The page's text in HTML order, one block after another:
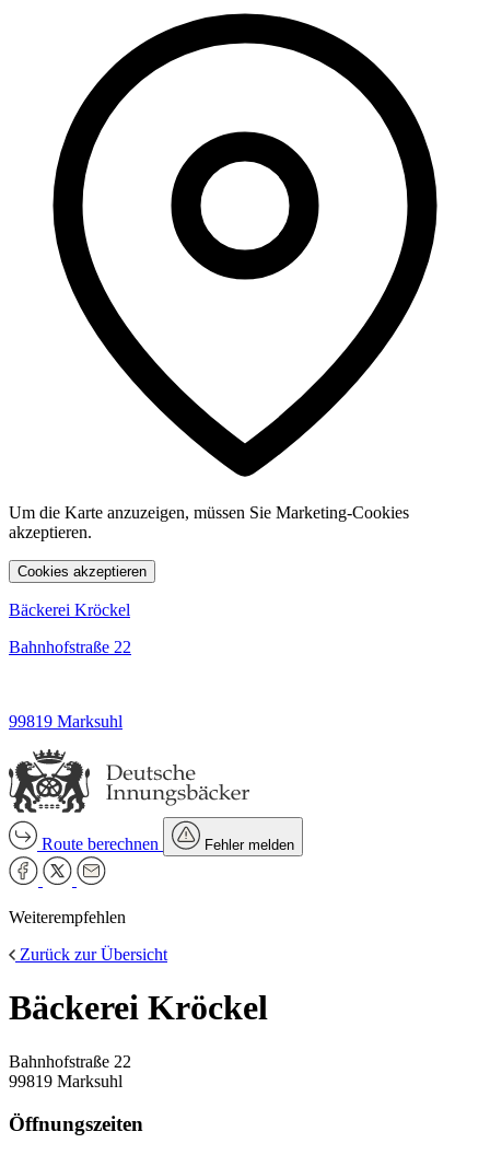
Um die Karte anzuzeigen, müssen Sie Marketing-Cookies
akzeptieren.
Cookies akzeptieren
Bäckerei Kröckel
Bahnhofstraße 22
99819 Marksuhl
Route berechnen Fehler melden
Weiterempfehlen
Zurück zur Übersicht
Bäckerei Kröckel
Bahnhofstraße 22
99819 Marksuhl
Öffnungszeiten